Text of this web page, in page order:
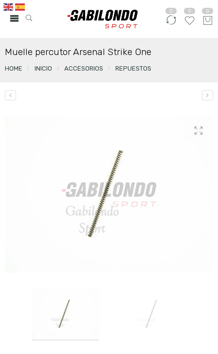
0 0 0
Muelle percutor Arsenal Strike One
HOME INICIO ACCESORIOS REPUESTOS